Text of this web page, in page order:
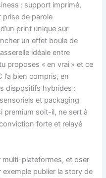
: support imprimé,
prise de parole
print unique sur
un effet boule de
idéale entre
proposes « en vrai » et ce
l’a bien compris, en
dispositifs hybrides :
et packaging
premium soit-il, ne sert à
forte et relayé
multi-plateformes, et oser
publier la story de